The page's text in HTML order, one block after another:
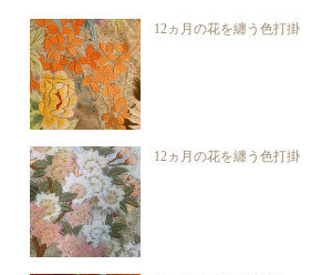
12ヵ月の花を纏う色打掛
12ヵ月の花を纏う色打掛